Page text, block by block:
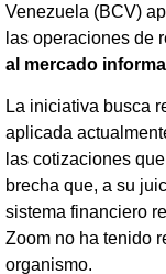
Venezuela (BCV)
las operaciones de
al mercado
La iniciativa busca
aplicada
las cotizaciones
brecha que, a su
sistema financiero
Zoom no ha tenido
organismo.